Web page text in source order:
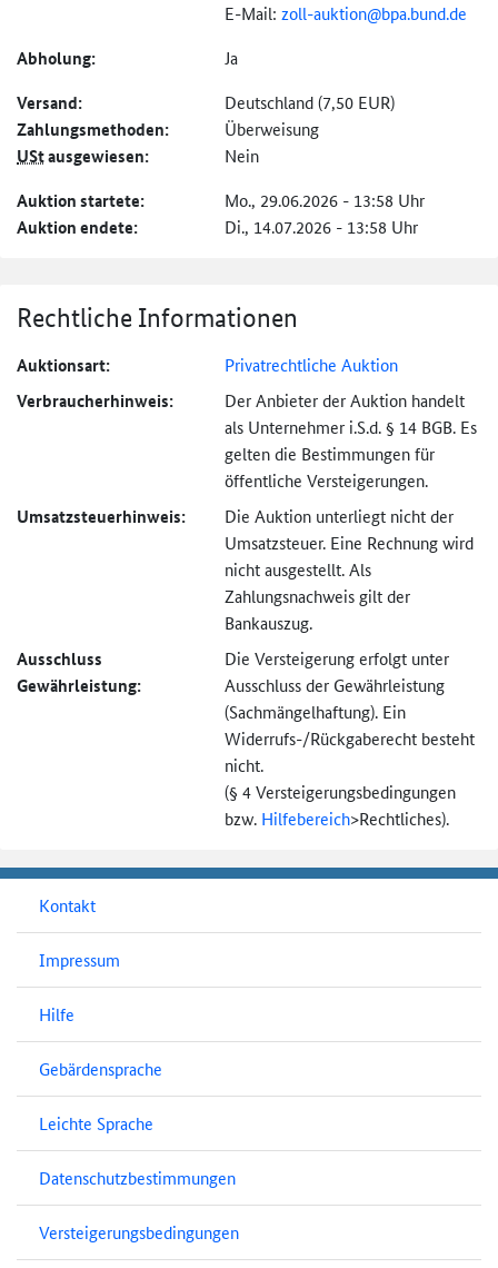
E-Mail: zoll-auktion@bpa.bund.de
Abholung: Ja
Versand: Deutschland (7,50 EUR)
Zahlungs­methoden: Überweisung
UStausgewiesen: Nein
Auktion startete: Mo., 29.06.2026 - 13:58 Uhr
Auktion endete: Di., 14.07.2026 - 13:58 Uhr
Rechtliche Informationen
Auktionsart: Privatrechtliche Auktion
Verbraucher­hinweis:
Der Anbieter der Auktion handelt
als Unternehmer i.S.d. § 14 BGB. Es
gelten die Bestimmungen für
öffentliche Versteigerungen.
Umsatzsteuer­hinweis:
Die Auktion unterliegt nicht der
Umsatzsteuer. Eine Rechnung wird
nicht ausgestellt. Als
Zahlungsnachweis gilt der
Bankauszug.
Ausschluss
Gewährleistung:
Die Versteigerung erfolgt unter
Ausschluss der Gewährleistung
(Sachmängel­haftung). Ein
Widerrufs-/Rückgaberecht besteht
nicht.
(§ 4 Versteigerungs­bedingungen
bzw. Hilfebereich>Rechtliches).
Kontakt
Impressum
Hilfe
Gebärdensprache
Leichte Sprache
Datenschutzbestimmungen
Versteigerungsbedingungen